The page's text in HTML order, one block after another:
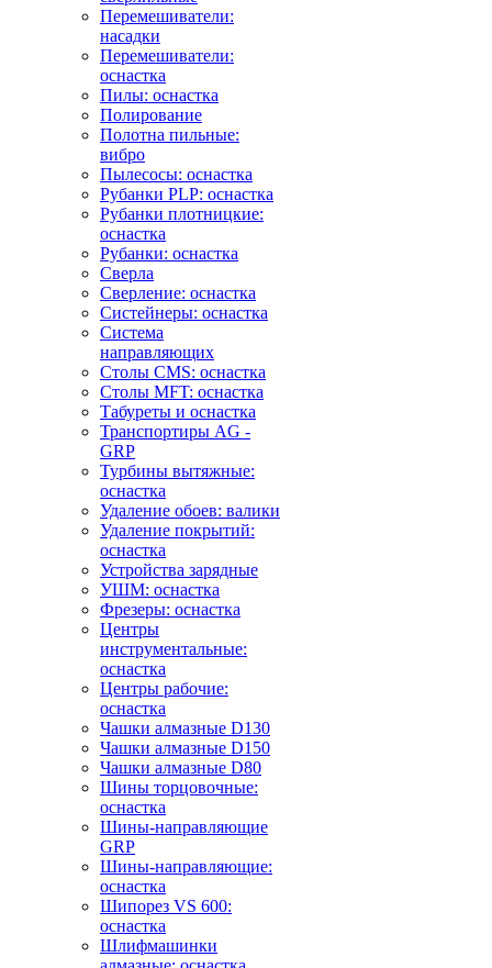
Перемешиватели:
насадки
Перемешиватели:
оснастка
Пилы: оснастка
Полирование
Полотна пильные:
вибро
Пылесосы: оснастка
Рубанки PLP: оснастка
Рубанки плотницкие:
оснастка
Рубанки: оснастка
Сверла
Сверление: оснастка
Систейнеры: оснастка
Система
направляющих
Столы CMS: оснастка
Столы MFT: оснастка
Табуреты и оснастка
Транспортиры AG -
GRP
Турбины вытяжные:
оснастка
Удаление обоев: валики
Удаление покрытий:
оснастка
Устройства зарядные
УШМ: оснастка
Фрезеры: оснастка
Центры
инструментальные:
оснастка
Центры рабочие:
оснастка
Чашки алмазные D130
Чашки алмазные D150
Чашки алмазные D80
Шины торцовочные:
оснастка
Шины-направляющие
GRP
Шины-направляющие:
оснастка
Шипорез VS 600:
оснастка
Шлифмашинки